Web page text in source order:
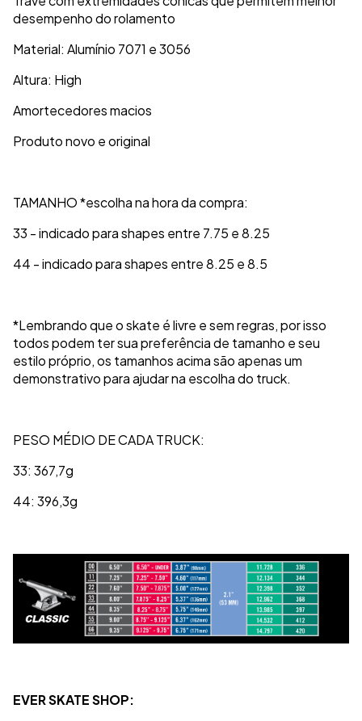
desempenho do rolamento
Material: Alumínio 7071 e 3056
Altura: High
Amortecedores macios
Produto novo e original
TAMANHO *escolha na hora da compra:
33 - indicado para shapes entre 7.75 e 8.25
44 - indicado para shapes entre 8.25 e 8.5
*Lembrando que o skate é livre e sem regras, por isso
todos podem ter sua preferência de tamanho e seu
estilo próprio, os tamanhos acima são apenas um
demonstrativo para ajudar na escolha do truck.
PESO MÉDIO DE CADA TRUCK:
33: 367,7g
44: 396,3g
EVER SKATE SHOP: